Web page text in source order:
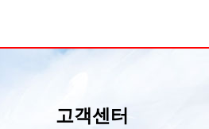
고객센터